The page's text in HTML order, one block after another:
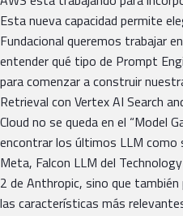
Esta nueva capacidad permite
Fundacional queremos trabajar
entender qué tipo de Prompt
para comenzar a construir
Retrieval con Vertex AI Search
Cloud no se queda en el “Model
encontrar los últimos LLM como
Meta, Falcon LLM del
2 de Anthropic, sino que
las características más